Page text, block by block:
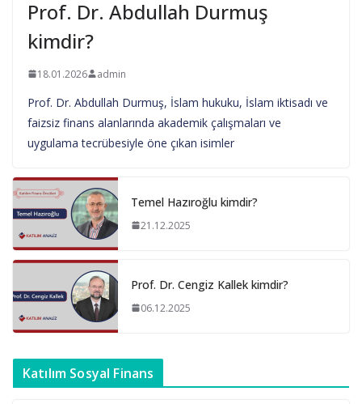
Prof. Dr. Abdullah Durmuş
kimdir?
18.01.2026 admin
Prof. Dr. Abdullah Durmuş, İslam hukuku, İslam iktisadı ve
faizsiz finans alanlarında akademik çalışmaları ve
uygulama tecrübesiyle öne çıkan isimler
Temel Hazıroğlu kimdir?
21.12.2025
Prof. Dr. Cengiz Kallek kimdir?
06.12.2025
Katılım Sosyal Finans